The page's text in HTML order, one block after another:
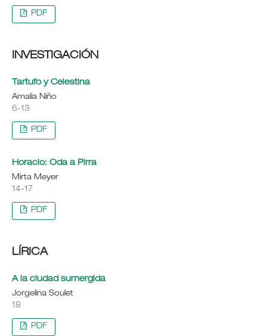
PDF
INVESTIGACIÓN
Tartufo y Celestina
Amalia Niño
6-13
PDF
Horacio: Oda a Pirra
Mirta Meyer
14-17
PDF
LÍRICA
A la ciudad sumergida
Jorgelina Soulet
18
PDF